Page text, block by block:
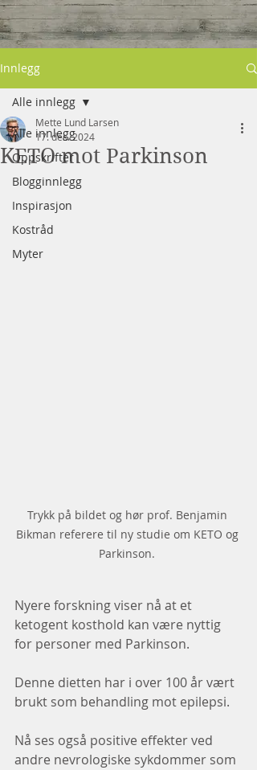
Innlegg
Alle innlegg
Oppskrifter
Blogginnlegg
Inspirasjon
Kostråd
Myter
Alle innlegg
KETO mot Parkinson
Mette Lund Larsen
17. des. 2024
Trykk på bildet og hør prof. Benjamin
Bikman referere til ny studie om KETO og
Parkinson.
Nyere forskning viser nå at et
ketogent kosthold kan være nyttig
for personer med Parkinson.
Denne dietten har i over 100 år vært
brukt som behandling mot epilepsi.
Nå ses også positive effekter ved
andre nevrologiske sykdommer som